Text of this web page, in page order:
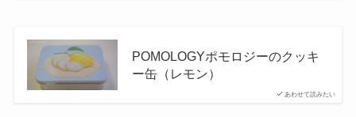
あわせて読みたい
POMOLOGYポモロジーのクッキ
ー缶（レモン）